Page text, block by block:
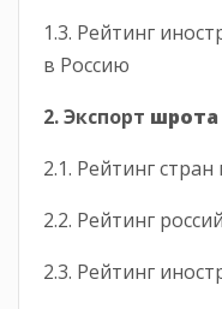
1.3. Рейтинг
в Россию
2. Экспорт шрота
2.1. Рейтинг
2.2. Рейтинг
2.3. Рейтинг